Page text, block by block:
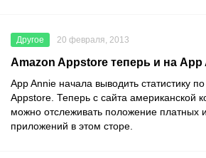
Другое 20 февраля, 2013
Amazon Appstore теперь и на App
App Annie начала выводить статистику
Appstore. Теперь с сайта американской
можно отслеживать положение платных
приложений в этом сторе.